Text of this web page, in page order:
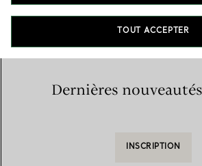
Dernières
INSCRIPTION
TOUT ACCEPTER